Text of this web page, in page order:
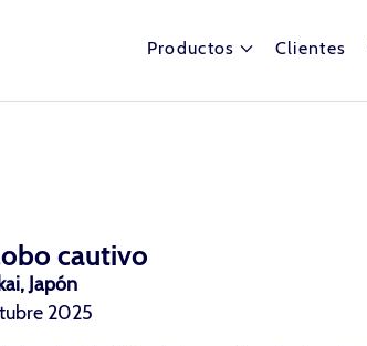
Productos Clientes
cautivo
Japón
2025